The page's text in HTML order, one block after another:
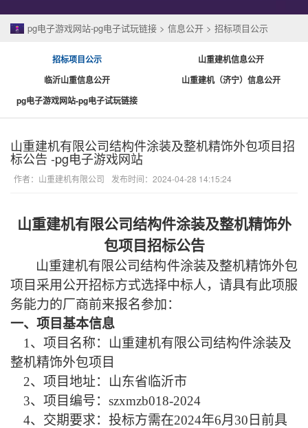
pg电子游戏网站-pg电子试玩链接 > 信息公开 > 招标项目公示
招标项目公示
山重建机信息公开
临沂山重信息公开
山重建机（济宁）信息公开
pg电子游戏网站-pg电子试玩链接
山重建机有限公司结构件涂装及整机精饰外包项目招
标公告 -pg电子游戏网站
作者：山重建机有限公司 发布时间：2024-04-28 14:15:24
山重建机有限公司结构件涂装及整机精饰外
包项目招标公告
山重建机有限公司结构件涂装及整机精饰外包
项目采用公开招标方式选择中标人，请具有此项服
务能力的厂商前来报名参加：
一、项目基本信息
1、项目名称： 山重建机有限公司 结构件涂装及
整机精饰外包项目
2、项目地址：山东省临沂市
3、项目编号：szxmzb018-2024
4、交期要求： 投标方需在2024年6月30日前具